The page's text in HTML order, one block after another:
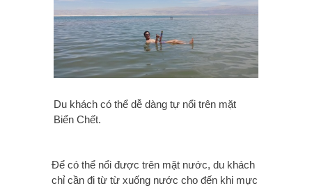
Du khách có thể dễ dàng tự nổi trên mặt
Biển Chết.
Để có thể nổi được trên mặt nước, du khách
chỉ cần đi từ từ xuống nước cho đến khi mực